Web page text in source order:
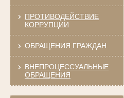
ПРОТИВОДЕЙСТВИЕ
КОРРУПЦИИ
ОБРАЩЕНИЯ ГРАЖДАН
ВНЕПРОЦЕССУАЛЬНЫЕ
ОБРАЩЕНИЯ